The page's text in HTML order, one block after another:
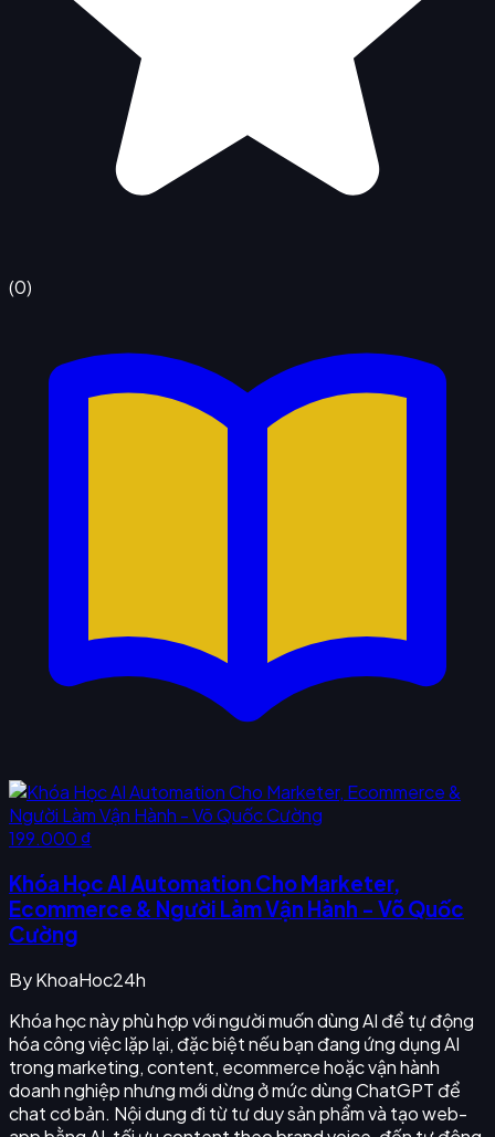
(0)
199.000 ₫
Khóa Học AI Automation Cho Marketer,
Ecommerce & Người Làm Vận Hành - Võ Quốc
Cường
ByKhoaHoc24h
Khóa học này phù hợp với người muốn dùng AI để tự động
hóa công việc lặp lại, đặc biệt nếu bạn đang ứng dụng AI
trong marketing, content, ecommerce hoặc vận hành
doanh nghiệp nhưng mới dừng ở mức dùng ChatGPT để
chat cơ bản. Nội dung đi từ tư duy sản phẩm và tạo web-